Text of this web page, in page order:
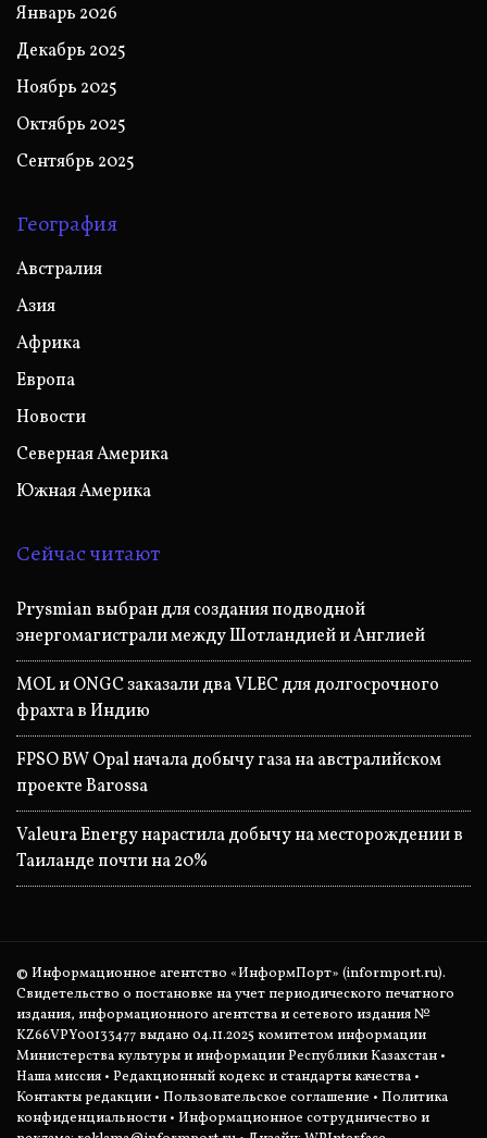
Январь 2026
Декабрь 2025
Ноябрь 2025
Октябрь 2025
Сентябрь 2025
География
Австралия
Азия
Африка
Европа
Новости
Северная Америка
Южная Америка
Сейчас читают
Prysmian выбран для создания подводной
энергомагистрали между Шотландией и Англией
MOL и ONGC заказали два VLEC для долгосрочного
фрахта в Индию
FPSO BW Opal начала добычу газа на австралийском
проекте Barossa
Valeura Energy нарастила добычу на месторождении в
Таиланде почти на 20%
© Информационное агентство «ИнформПорт» (informport.ru).
Свидетельство о постановке на учет периодического печатного
издания, информационного агентства и сетевого издания №
KZ66VPY00133477 выдано 04.11.2025 комитетом информации
Министерства культуры и информации Республики Казахстан •
Наша миссия • Редакционный кодекс и стандарты качества •
Контакты редакции • Пользовательское соглашение • Политика
конфиденциальности • Информационное сотрудничество и